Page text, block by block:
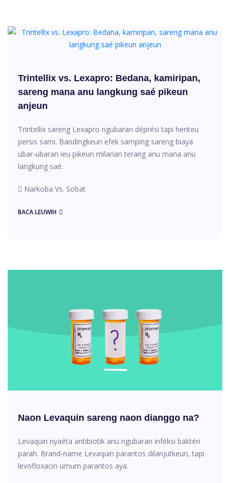
Trintellix vs. Lexapro: Bedana, kamiripan,
sareng mana anu langkung saé pikeun
anjeun
Trintellix sareng Lexapro ngubaran déprési tapi henteu
persis sami. Bandingkeun efek samping sareng biaya
ubar-ubaran ieu pikeun milarian terang anu mana anu
langkung saé.
Narkoba Vs. Sobat
BACA LEUWIH
Naon Levaquin sareng naon dianggo na?
Levaquin nyaéta antibiotik anu ngubaran inféksi baktéri
parah. Brand-name Levaquin parantos dilanjutkeun, tapi
levofloxacin umum parantos aya.